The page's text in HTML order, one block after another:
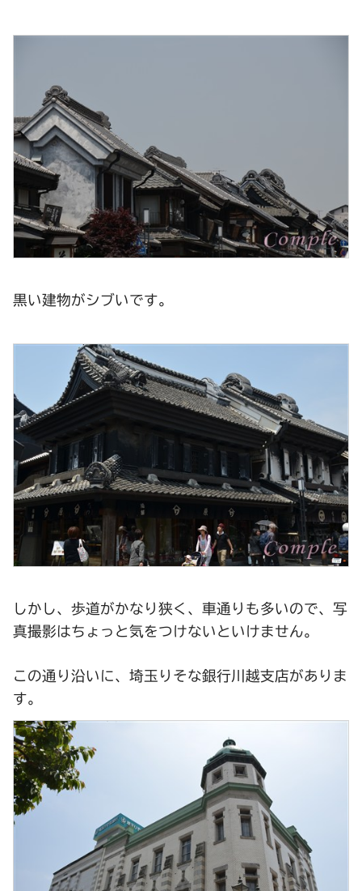
黒い建物がシブいです。
しかし、歩道がかなり狭く、車通りも多いので、写
真撮影はちょっと気をつけないといけません。
この通り沿いに、埼玉りそな銀行川越支店がありま
す。